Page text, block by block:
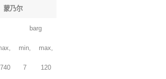
蒙乃尔
barg
min, max,
7 120